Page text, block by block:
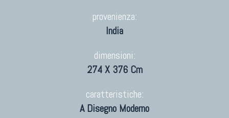
provenienza:
India
dimensioni:
274 X 376 Cm
caratteristiche:
A Disegno Moderno